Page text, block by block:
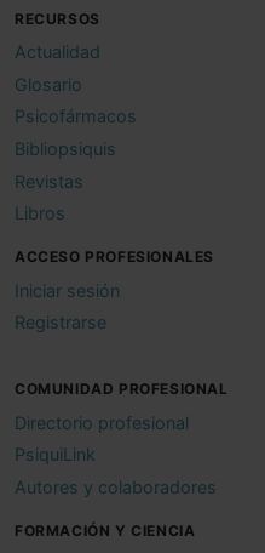
RECURSOS
Actualidad
Glosario
Psicofármacos
Bibliopsiquis
Revistas
Libros
ACCESO PROFESIONALES
Iniciar sesión
Registrarse
COMUNIDAD PROFESIONAL
Directorio profesional
PsiquiLink
Autores y colaboradores
FORMACIÓN Y CIENCIA